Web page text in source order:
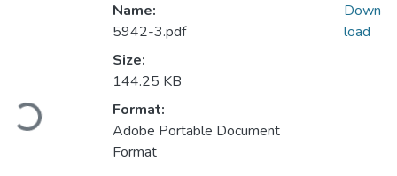
Loading...
Name:
5942-3.pdf
Size:
144.25 KB
Format:
Adobe Portable Document
Format
Down
load